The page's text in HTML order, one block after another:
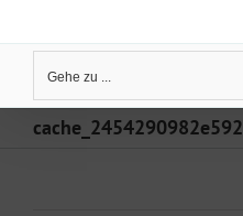
Gehe zu ...
cache_2454290982e592